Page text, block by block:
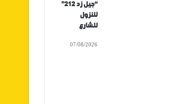
“جيل زد 212”
للنزول
للشارع
07/08/2026